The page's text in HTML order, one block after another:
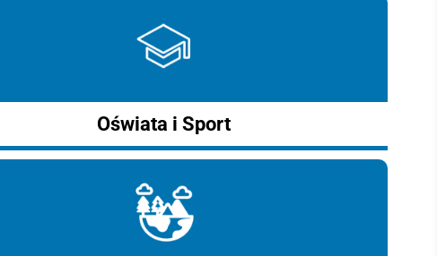
Oświata i Sport